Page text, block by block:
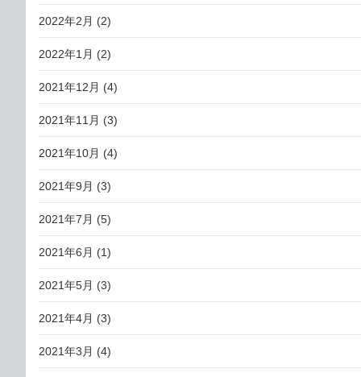
2022年2月 (2)
2022年1月 (2)
2021年12月 (4)
2021年11月 (3)
2021年10月 (4)
2021年9月 (3)
2021年7月 (5)
2021年6月 (1)
2021年5月 (3)
2021年4月 (3)
2021年3月 (4)